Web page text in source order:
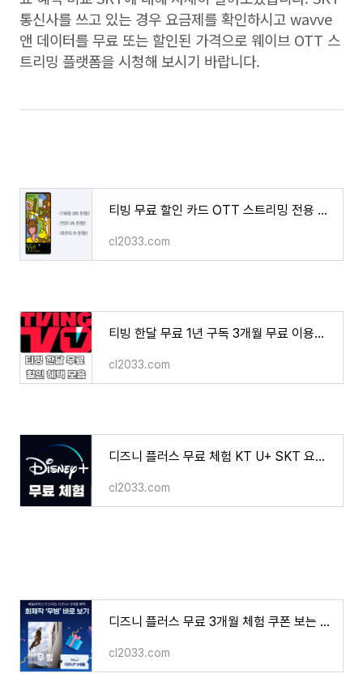
통신사를 쓰고 있는 경우 요금제를 확인하시고wavve
앤 데이터를 무료 또는 할인된 가격으로 웨이브 OTT 스
트리밍 플랫폼을 시청해 보시기 바랍니다.
티빙 무료 할인 카드 OTT 스트리밍 전용 카드 넷플릭스 디즈니+ Youtube Premium 웨이브
cl2033.com
티빙 한달 무료 1년 구독 3개월 무료 이용권 할인 혜택 방법
cl2033.com
디즈니 플러스 무료 체험 KT U+ SKT 요금제 무료 할인 카드 계정 공유 서비스
cl2033.com
디즈니 플러스 무료 3개월 체험 쿠폰 보는 방법 KT 패밀리 박스
cl2033.com